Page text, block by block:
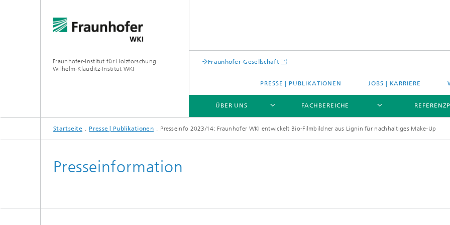
Fraunhofer-Institut für Holzforschung
Wilhelm-Klauditz-Institut WKI
Fraunhofer-Gesellschaft
PRESSE | PUBLIKATIONEN JOBS | KARRIERE
ÜBER UNS
ÜBER UNS
FACHBEREICHE
FACHBEREICHE
Startseite Presse | Publikationen Presseinfo 2023/14: Fraunhofer WKI entwickelt Bio-Filmbildner aus Lignin für nachhaltiges Make-Up
Presseinformation